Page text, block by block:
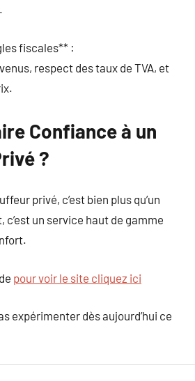
fiscales** :
respect des taux de TVA, et
Confiance à un
?
privé, c’est bien plus qu’un
un service haut de gamme
pour voir le site cliquez ici
expérimenter dès aujourd’hui ce